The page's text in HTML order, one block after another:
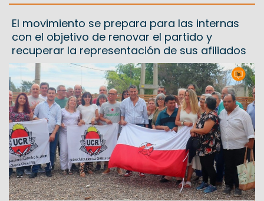
El movimiento se prepara para las internas
con el objetivo de renovar el partido y
recuperar la representación de sus afiliados